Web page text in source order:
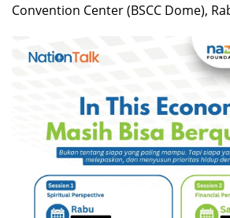
Convention Center (BSCC Dome),